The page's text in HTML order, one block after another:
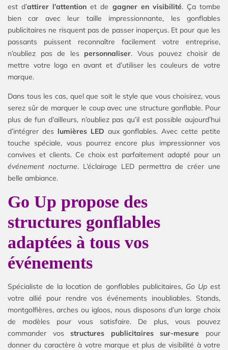
est d’attirer l’attentionet de gagner en visibilité. Ça tombe
bien car avec leur taille impressionnante, les gonflables
publicitaires ne risquent pas de passer inaperçus. Et pour que les
passants puissent reconnaître facilement votre entreprise,
n’oubliez pas de les personnaliser. Vous pouvez choisir de
mettre votre logo en avant et d’utiliser les couleurs de votre
marque.
Dans tous les cas, quel que soit le style que vous choisirez, vous
serez sûr de marquer le coup avec une structure gonflable. Pour
plus de fun d’ailleurs, n’oubliez pas qu’il est possible aujourd’hui
d’intégrer des lumières LED aux gonflables. Avec cette petite
touche spéciale, vous pourrez encore plus impressionner vos
convives et clients. Ce choix est parfaitement adapté pour un
événement nocturne. L’éclairage LED permettra de créer une
belle ambiance.
Go Up propose des
structures gonflables
adaptées à tous vos
événements
Spécialiste de la location de gonflables publicitaires, Go Upest
votre allié pour rendre vos événements inoubliables. Stands,
montgolfières, arches ou igloos, nous disposons d’un large choix
de modèles pour vous satisfaire. De plus, vous pouvez
commander vosstructures publicitaires sur-mesure pour
donner du caractère à votre marque et plus de visibilité à votre